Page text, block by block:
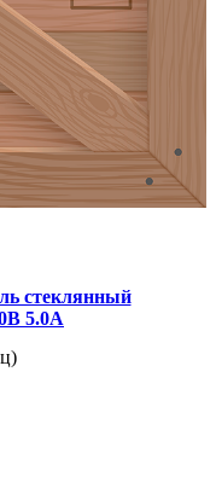
стеклянный
5.0А